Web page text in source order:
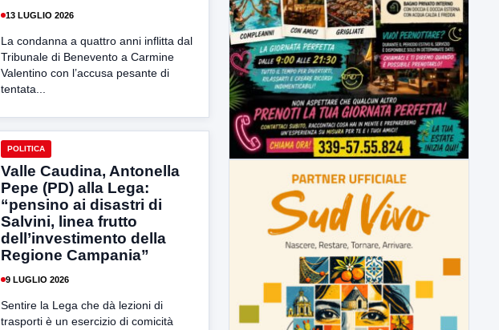
13 LUGLIO 2026
La condanna a quattro anni inflitta dal
Tribunale di Benevento a Carmine
Valentino con l’accusa pesante di
tentata...
POLITICA
Valle Caudina, Antonella
Pepe (PD) alla Lega:
“pensino ai disastri di
Salvini, linea frutto
dell’investimento della
Regione Campania”
9 LUGLIO 2026
Sentire la Lega che dà lezioni di
trasporti è un esercizio di comicità